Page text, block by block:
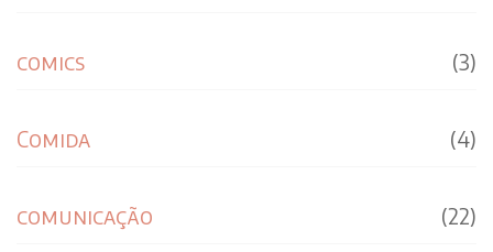
comics (3)
Comida (4)
comunicação (22)